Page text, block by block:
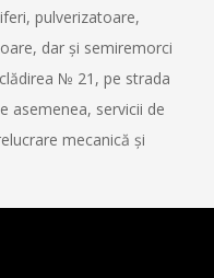
pulverizatoare,
dar și semiremorci
№ 21, pe strada
asemenea, servicii de
mecanică și